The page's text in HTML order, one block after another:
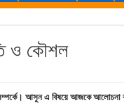
ও কৌশল
আসুন এ বিষয়ে আজকে আলোচনা